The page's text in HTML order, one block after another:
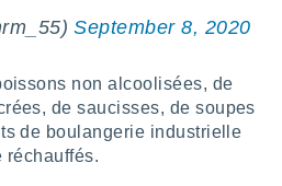
September 8, 2020
non alcoolisées, de
de saucisses, de soupes
de boulangerie industrielle
réchauffés.